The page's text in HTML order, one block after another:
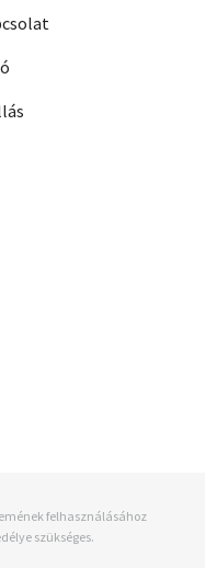
felhasználásához
szükséges.